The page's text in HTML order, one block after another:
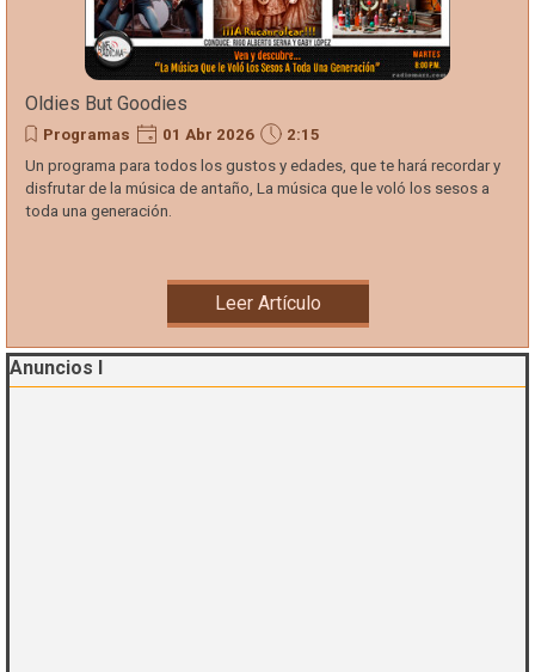
Oldies But Goodies
Programas 01 Abr 2026
2:15
Un programa para todos los gustos y edades, que te hará recordar y
disfrutar de la música de antaño, La música que le voló los sesos a
toda una generación.
Leer Artículo
Saltar el bloque Anuncios I
Anuncios I